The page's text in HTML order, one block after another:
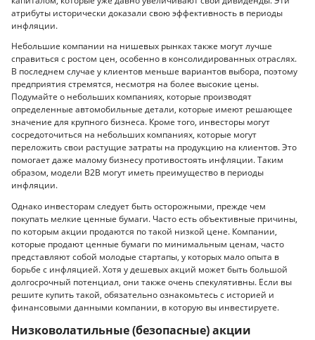
атрибуты исторически доказали свою эффективность в периоды
инфляции.
Небольшие компании на нишевых рынках также могут лучше
справиться с ростом цен, особенно в консолидированных отраслях.
В последнем случае у клиентов меньше вариантов выбора, поэтому
предприятия стремятся, несмотря на более высокие цены.
Подумайте о небольших компаниях, которые производят
определенные автомобильные детали, которые имеют решающее
значение для крупного бизнеса. Кроме того, инвесторы могут
сосредоточиться на небольших компаниях, которые могут
переложить свои растущие затраты на продукцию на клиентов. Это
помогает даже малому бизнесу противостоять инфляции. Таким
образом, модели B2B могут иметь преимущество в периоды
инфляции.
Однако инвесторам следует быть осторожными, прежде чем
покупать мелкие ценные бумаги. Часто есть объективные причины,
по которым акции продаются по такой низкой цене. Компании,
которые продают ценные бумаги по минимальным ценам, часто
представляют собой молодые стартапы, у которых мало опыта в
борьбе с инфляцией. Хотя у дешевых акций может быть большой
долгосрочный потенциал, они также очень спекулятивны. Если вы
решите купить такой, обязательно ознакомьтесь с историей и
финансовыми данными компании, в которую вы инвестируете.
Низковолатильные (безопасные) акции